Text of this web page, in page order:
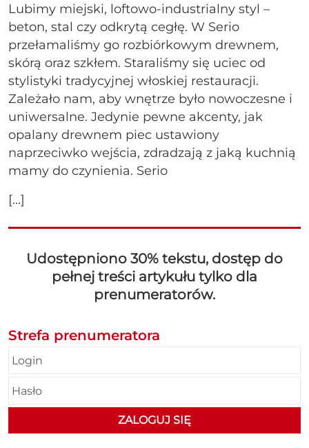
Lubimy miejski, loftowo-industrialny styl –
beton, stal czy odkrytą cegłę. W Serio
przełamaliśmy go rozbiórkowym drewnem,
skórą oraz szkłem. Staraliśmy się uciec od
stylistyki tradycyjnej włoskiej restauracji.
Zależało nam, aby wnętrze było nowoczesne i
uniwersalne. Jedynie pewne akcenty, jak
opalany drewnem piec ustawiony
naprzeciwko wejścia, zdradzają z jaką kuchnią
mamy do czynienia. Serio
[...]
Udostępniono 30% tekstu, dostęp do
pełnej treści artykułu tylko dla
prenumeratorów.
Strefa prenumeratora